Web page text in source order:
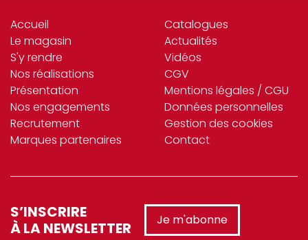
Accueil
Le magasin
S'y rendre
Nos réalisations
Présentation
Nos engagements
Recrutement
Marques partenaires
Catalogues
Actualités
Vidéos
CGV
Mentions légales / CGU
Données personnelles
Gestion des cookies
Contact
S’INSCRIRE
À LA NEWSLETTER
Je m'abonne